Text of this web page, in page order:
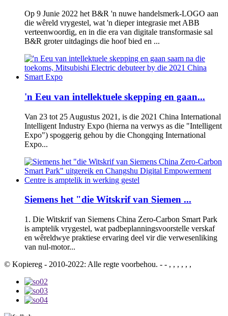
Op 9 Junie 2022 het B&R 'n nuwe handelsmerk-LOGO aan
die wêreld vrygestel, wat 'n dieper integrasie met ABB
verteenwoordig, en in die era van digitale transformasie sal
B&R groter uitdagings die hoof bied en ...
'n Eeu van intellektuele skepping en gaan...
Van 23 tot 25 Augustus 2021, is die 2021 China International
Intelligent Industry Expo (hierna na verwys as die "Intelligent
Expo") spoggerig gehou by die Chongqing International
Expo...
Siemens het "die Witskrif van Siemen ...
1. Die Witskrif van Siemens China Zero-Carbon Smart Park
is amptelik vrygestel, wat padbeplanningsvoorstelle verskaf
en wêreldwye praktiese ervaring deel vir die verwesenliking
van nul-motor...
© Kopiereg - 2010-2022: Alle regte voorbehou. - - , , , , , ,